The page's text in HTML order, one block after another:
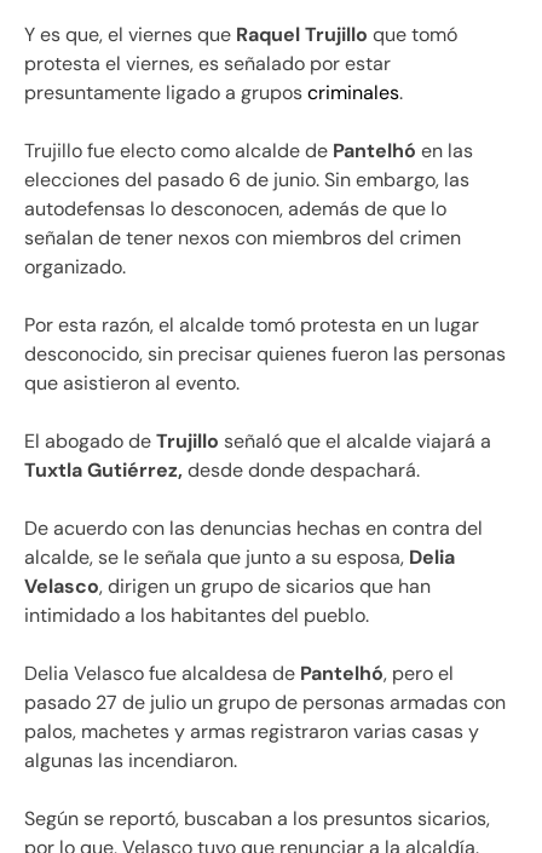
Y es que, el viernes que Raquel Trujillo que tomó
protesta el viernes, es señalado por estar
presuntamente ligado a gruposcriminales.
Trujillo fue electo como alcalde de Pantelhó en las
elecciones del pasado 6 de junio. Sin embargo, las
autodefensas lo desconocen, además de que lo
señalan de tener nexos con miembros del crimen
organizado.
Por esta razón, el alcalde tomó protesta en un lugar
desconocido, sin precisar quienes fueron las personas
que asistieron al evento.
El abogado deTrujillo señaló que el alcalde viajará a
Tuxtla Gutiérrez, desde donde despachará.
De acuerdo con las denuncias hechas en contra del
alcalde, se le señala que junto a su esposa, Delia
Velasco, dirigen un grupo de sicarios que han
intimidado a los habitantes del pueblo.
Delia Velasco fue alcaldesa de Pantelhó, pero el
pasado 27 de julio un grupo de personas armadas con
palos, machetes y armas registraron varias casas y
algunas las incendiaron.
Según se reportó, buscaban a los presuntos sicarios,
por lo que, Velasco tuvo que renunciar a la alcaldía.